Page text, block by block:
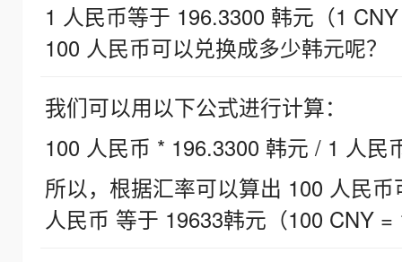
1 人民币等于 196.3300 韩元（1
100 人民币可以兑换成多少韩元呢？
我们可以用以下公式进行计算：
100 人民币 * 196.3300 韩元 / 1 人民
所以，根据汇率可以算出 100 人民
人民币 等于 19633韩元（100 CNY =